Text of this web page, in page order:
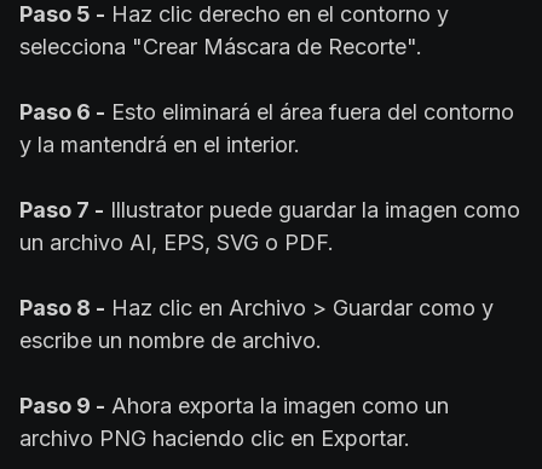
Paso 5 - Haz clic derecho en el contorno y
selecciona "Crear Máscara de Recorte".
Paso 6 - Esto eliminará el área fuera del contorno
y la mantendrá en el interior.
Paso 7 - Illustrator puede guardar la imagen como
un archivo AI, EPS, SVG o PDF.
Paso 8 - Haz clic en Archivo > Guardar como y
escribe un nombre de archivo.
Paso 9 - Ahora exporta la imagen como un
archivo PNG haciendo clic en Exportar.